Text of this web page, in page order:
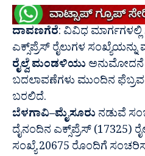
ದಾವಣಗೆರೆ: ವಿವಿಧ
ಎಕ್ಸ್‌ಪ್ರೆಸ್ ರೈಲುಗಳ
ರೈಲ್ವೆ ಮಂಡಳಿಯು ಅನುಮೋದನೆ
ಬದಲಾವಣೆಗಳು ಮುಂದಿನ
ಬರಲಿದೆ.
ಬೆಳಗಾವಿ–ಮೈಸೂರು ನಡುವೆ
ದೈನಂದಿನ ಎಕ್ಸ್‌ಪ್ರೆಸ್ (17325)
ಸಂಖ್ಯೆ 20675 ರೊಂದಿಗೆ